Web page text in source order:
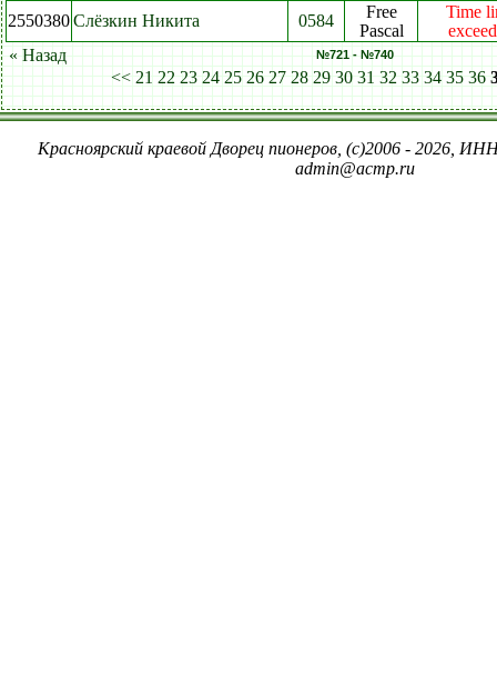
2550380Слёзкин Никита 0584
Free
Pascal
Time
« Назад
№721 - №740
<< 21 22 23 24 25 26 27 28 29 30 31 32 33 34 35 36
Красноярский краевой Дворец пионеров, (c)2006 - 2026,
admin@acmp.ru